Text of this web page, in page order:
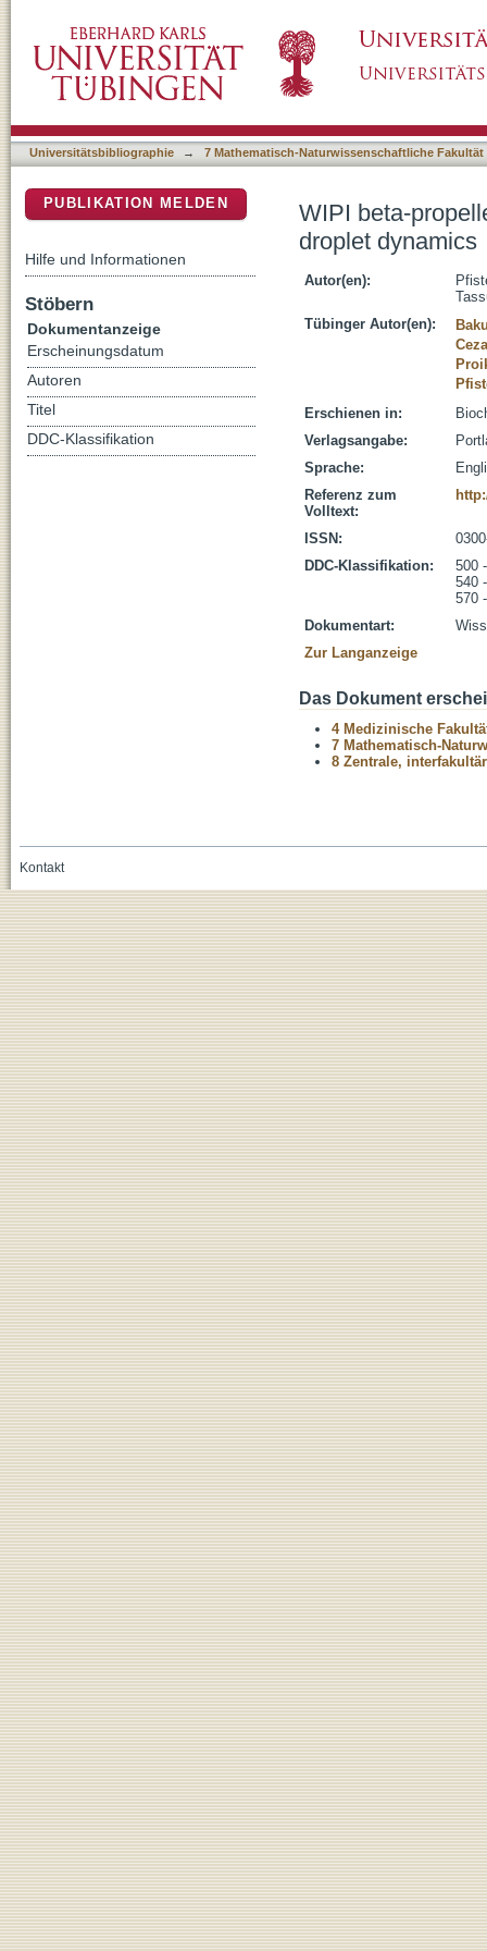
Universitätsbibliographie → 7 Mathematisch-Naturwissenschaftliche Fakultät
WIPI beta-
droplet dynamics
Autor(en):
Tübinger Autor(en):
Erschienen in:
Verlagsangabe:
Sprache:
Referenz zum
Volltext:
ISSN:
DDC-Klassifikation:
500
540
570
Dokumentart:
Zur Langanzeige
Das Dokument
4 Medizinische
7 Mathematisch-
8 Zentrale,
PUBLIKATION MELDEN
Hilfe und Informationen
Stöbern
Dokumentanzeige
Erscheinungsdatum
Autoren
Titel
DDC-Klassifikation
Kontakt